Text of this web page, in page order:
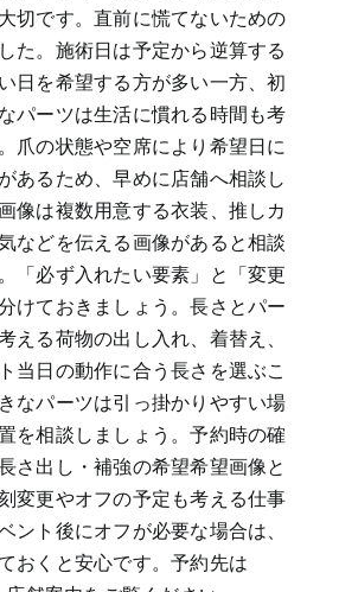
切です。直前に慌てないための
た。施術日は予定から逆算する
日を希望する方が多い一方、初
パーツは生活に慣れる時間も考
爪の状態や空席により希望日に
あるため、早めに店舗へ相談し
像は複数用意する衣装、推しカ
などを伝える画像があると相談
「必ず入れたい要素」と「変更
けておきましょう。長さとパー
える荷物の出し入れ、着替え、
当日の動作に合う長さを選ぶこ
なパーツは引っ掛かりやすい場
を相談しましょう。予約時の確
さ出し・補強の希望希望画像と
変更やオフの予定も考える仕事
ント後にオフが必要な場合は、
おくと安心です。予約先は